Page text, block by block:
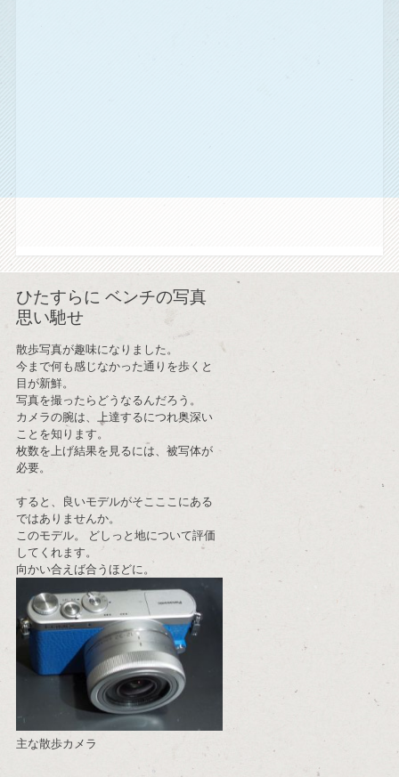
ひたすらに ベンチの写真
思い馳せ
散歩写真が趣味になりました。
今まで何も感じなかった通りを歩くと
目が新鮮。
写真を撮ったらどうなるんだろう。
カメラの腕は、上達するにつれ奥深い
ことを知ります。
枚数を上げ結果を見るには、被写体が
必要。
すると、良いモデルがそこここにある
ではありませんか。
このモデル。 どしっと地について評価
してくれます。
向かい合えば合うほどに。
主な散歩カメラ